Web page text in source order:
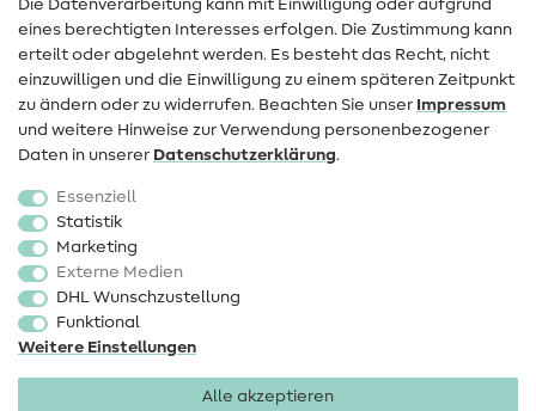
Widerrufsrecht
Beliebt
Stoffe
Sale
Schnittmuster
Die Datenverarbeitung kann mit Einwilligung oder aufgrund
eines berechtigten Interesses erfolgen. Die Zustimmung kann
erteilt oder abgelehnt werden. Es besteht das Recht, nicht
einzuwilligen und die Einwilligung zu einem späteren Zeitpunkt
zu ändern oder zu widerrufen. Beachten Sie unser Impressum
und weitere Hinweise zur Verwendung personenbezogener
Daten in unserer Daten­schutz­erklärung.
Essenziell
Statistik
Marketing
Externe Medien
DHL Wunschzustellung
Funktional
Weitere Einstellungen
Alle akzeptieren